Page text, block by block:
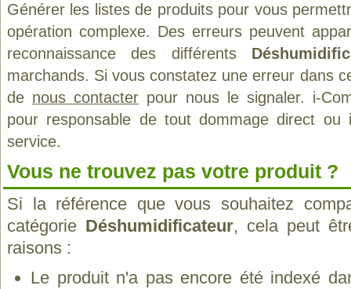
Générer les listes de produits pour vous
opération complexe. Des erreurs peuvent
reconnaissance des différents
marchands. Si vous constatez une erreur dans
de nous contacter pour nous le signaler. i-
pour responsable de tout dommage direct
service.
Vous ne trouvez pas votre produit ?
Si la référence que vous souhaitez
catégorie Déshumidificateur, cela peut
raisons :
Le produit n'a pas encore été indexé